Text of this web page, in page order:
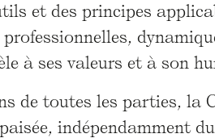
et des principes
à ses valeurs et à son
de toutes les parties, la
indépendamment